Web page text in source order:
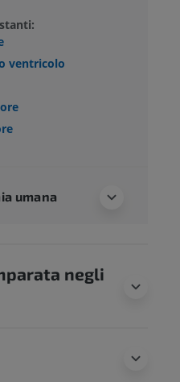
ventricolo
umana
negli